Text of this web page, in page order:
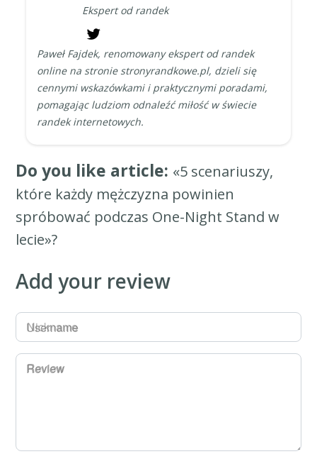
Ekspert od randek
Paweł Fajdek, renomowany ekspert od randek
online na stronie stronyrandkowe.pl, dzieli się
cennymi wskazówkami i praktycznymi poradami,
pomagając ludziom odnaleźć miłość w świecie
randek internetowych.
Do you like article: «5 scenariuszy,
które każdy mężczyzna powinien
spróbować podczas One-Night Stand w
lecie»?
Add your review
Username
Review